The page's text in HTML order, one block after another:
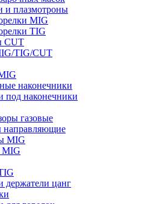
и плазмотроны
MIG
TIG
CUT
TIG/CUT
наконечники
под наконечники
газовые
направляющие
MIG
MIG
держатели цанг